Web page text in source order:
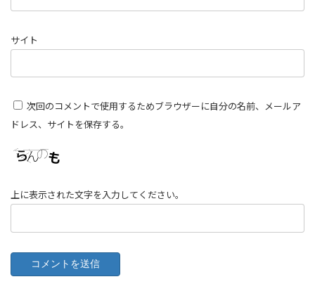
サイト
次回のコメントで使用するためブラウザーに自分の名前、メールア
ドレス、サイトを保存する。
上に表示された文字を入力してください。